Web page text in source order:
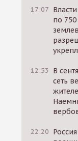
17:07
по
12:53
В
сеть
22:20